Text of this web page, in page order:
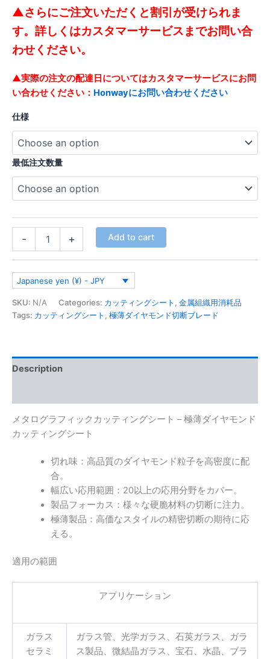
▲さらにご注文いただくと割引が受けられま
す。詳しくはカスタマーサービスまでお問い合
わせください。
▲実際の注文の配達日についてはカスタマーサービスにお問
い合わせください： Honwayにお問い合わせください
仕様
最低注文数量
-
で
き
ま
す。
quantity
+ Add to cart
Japanese yen (¥) - JPY
SKU: N/A Categories: カッティングシート , 金属組織用消耗品
Tags: カッティングシート , 極薄ダイヤモンド切断ブレード
Description
メタログラフィックカッティングシート – 極薄ダイヤモンド
カッティングシート
切れ味：高品質のダイヤモンド粒子を高密度に配
合。
幅広い応用範囲：20以上の応用分野をカバー。
製品フォーカス：様々な硬脆材料の切断に注力。
極薄製品：高価なスタイルの精密切断の期待に応
える。
適用の範囲
アプリケーション
ガラス
セラミ
ガラス管、光学ガラス、石英ガラス、ガラ
ス製品、微結晶ガラス、宝石、水晶、ブラ